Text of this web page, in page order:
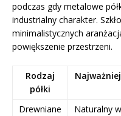
podczas gdy metalowe
industrialny charakter.
minimalistycznych
powiększenie przestrzeni.
Rodzaj
półki
Drewniane
Naturalny